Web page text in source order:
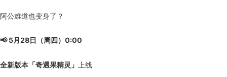
阿公难道也变身了？
📢 5月28日（周四）0:00
全新版本「奇遇果精灵」 上线